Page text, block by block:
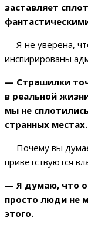
заставляет
— Я не уверена,
инспирированы
— Страшилки
в реальной
мы не
странных местах.
— Почему вы
приветствуются
— Я думаю, что
просто люди не
этого.